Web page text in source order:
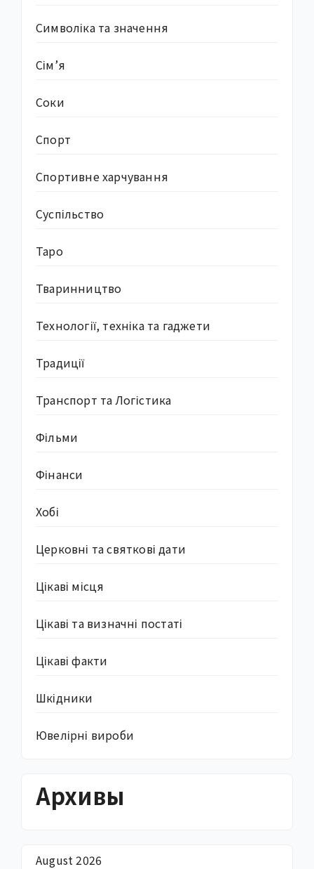
Символіка та значення
Сім’я
Соки
Спорт
Спортивне харчування
Суcпільство
Таро
Тваринництво
Технології, техніка та гаджети
Традиції
Транспорт та Логістика
Фільми
Фінанси
Хобі
Церковні та святкові дати
Цікаві місця
Цікаві та визначні постаті
Цікаві факти
Шкідники
Ювелірні вироби
Архивы
August 2026